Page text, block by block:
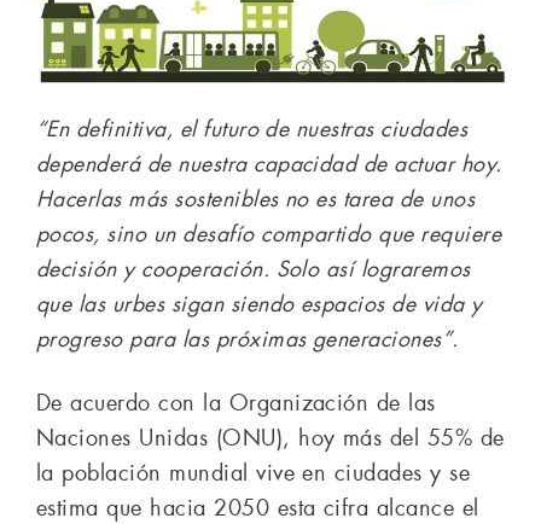
“En definitiva, el futuro de nuestras ciudades
dependerá de nuestra capacidad de actuar hoy.
Hacerlas más sostenibles no es tarea de unos
pocos, sino un desafío compartido que requiere
decisión y cooperación. Solo así lograremos
que las urbes sigan siendo espacios de vida y
progreso para las próximas generaciones”.
De acuerdo con la Organización de las
Naciones Unidas (ONU), hoy más del 55% de
la población mundial vive en ciudades y se
estima que hacia 2050 esta cifra alcance el